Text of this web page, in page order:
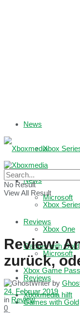
News
Xbox
Microsoft
Reviews
Games with Gold
Xbox Game Pass
Xboxmedia hilft
News
Xbox
Xbox One
Microsoft
Reviews
Games with Gold
No Result
View All Result
Review:
zurück,
by
24. Februar 2019
in Review
0